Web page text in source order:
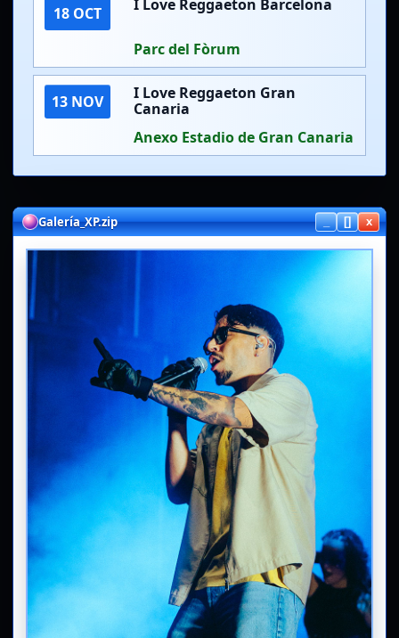
18 OCT I Love Reggaeton Barcelona
Parc del Fòrum
13 NOV
I Love Reggaeton Gran
Canaria
Anexo Estadio de Gran Canaria
Galería de Dasoul y BAXIRA
Galería_XP.zip _ [] x